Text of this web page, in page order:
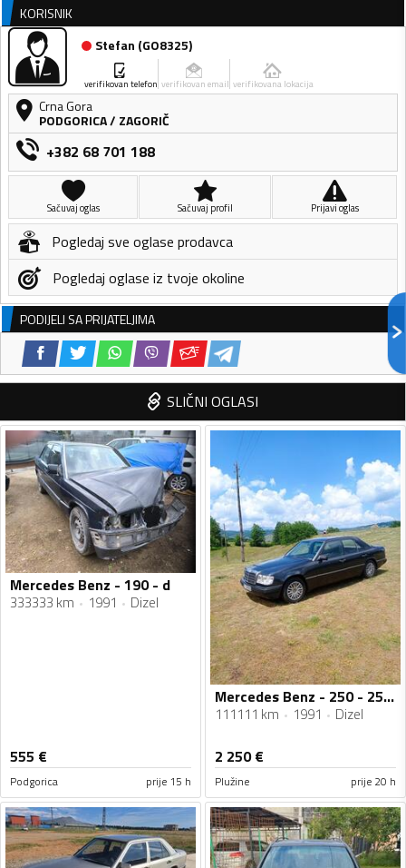
KORISNIK
Stefan (GO8325)
verifikovan telefon verifikovan email verifikovana lokacija
Crna Gora
PODGORICA/ ZAGORIČ
+382 68 701 188
Sačuvaj oglas Sačuvaj profil Prijavi oglas
Pogledaj sve oglase prodavca
Pogledaj oglase iz tvoje okoline
PODIJELI SA PRIJATELJIMA
SLIČNI OGLASI
Mercedes Benz - 190 - d
333333 km 1991 Dizel
555 €
Podgorica prije 15 h
Mercedes Benz - 250 - 250d
111111 km 1991 Dizel
2 250€
Plužine prije 20 h